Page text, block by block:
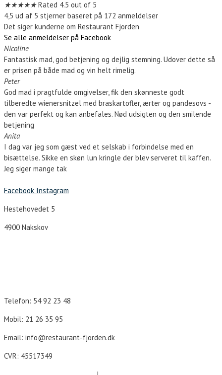
★★★★★ Rated 4.5 out of 5
4,5 ud af 5 stjerner baseret på 172 anmeldelser
Det siger kunderne om Restaurant Fjorden
Se alle anmeldelser på Facebook
Nicoline
Fantastisk mad, god betjening og dejlig stemning. Udover dette så
er prisen på både mad og vin helt rimelig.
Peter
God mad i pragtfulde omgivelser, fik den skønneste godt
tilberedte wienersnitzel med braskartofler, ærter og pandesovs -
den var perfekt og kan anbefales. Nød udsigten og den smilende
betjening
Anita
I dag var jeg som gæst ved et selskab i forbindelse med en
bisættelse. Sikke en skøn lun kringle der blev serveret til kaffen.
Jeg siger mange tak
Facebook Instagram
Hestehovedet 5
4900 Nakskov
Telefon: 54 92 23 48
Mobil: 21 26 35 95
Email: info@restaurant-fjorden.dk
CVR: 45517349